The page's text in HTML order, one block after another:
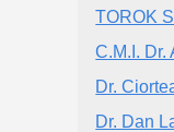
TOROK
C.M.I. Dr.
Dr.
Dr. Dan